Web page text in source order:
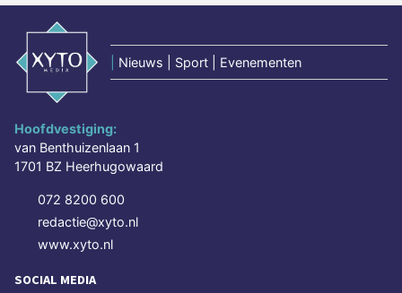
Nieuws | Sport | Evenementen
Hoofdvestiging:
van Benthuizenlaan 1
1701 BZ Heerhugowaard
072 8200 600
redactie@xyto.nl
www.xyto.nl
SOCIAL MEDIA